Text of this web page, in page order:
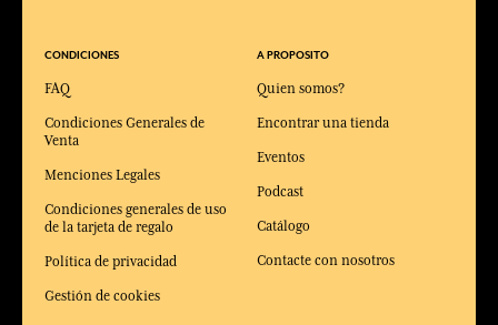
CONDICIONES
FAQ
Condiciones Generales de
Venta
Menciones Legales
Condiciones generales de uso
de la tarjeta de regalo
Política de privacidad
Gestión de cookies
A PROPOSITO
Quien somos?
Encontrar una tienda
Eventos
Podcast
Catálogo
Contacte con nosotros